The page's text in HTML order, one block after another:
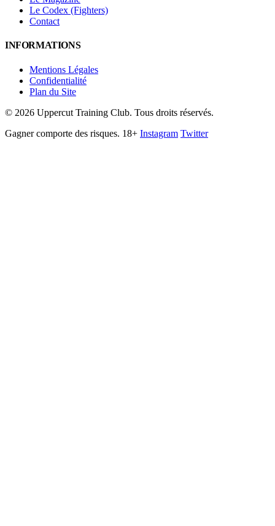
Le Codex (Fighters)
Contact
INFORMATIONS
Mentions Légales
Confidentialité
Plan du Site
© 2026 Uppercut Training Club. Tous droits réservés.
Gagner comporte des risques. 18+ Instagram Twitter